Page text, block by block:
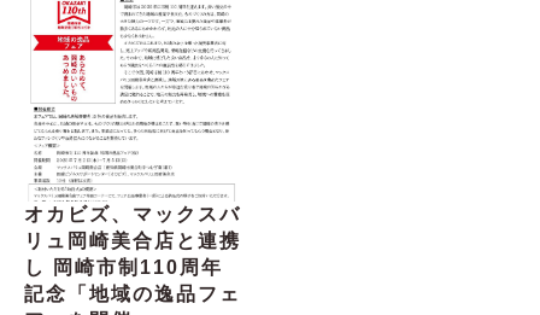
オカビズ、マックスバ
リュ岡崎美合店と連携
し 岡崎市制110周年
記念「地域の逸品フェ